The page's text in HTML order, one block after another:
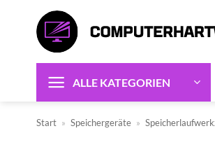
springen
ALLE KATEGORIEN
Start » Speichergeräte »